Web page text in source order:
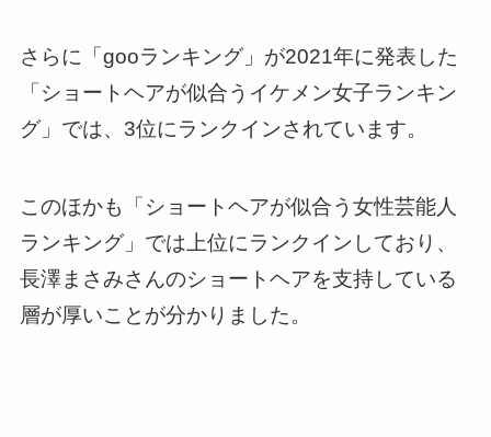
さらに「gooランキング」が2021年に発表した
「ショートヘアが似合うイケメン女子ランキン
グ」では、3位にランクインされています。
このほかも「ショートヘアが似合う女性芸能人
ランキング」では上位にランクインしており、
長澤まさみさんのショートヘアを支持している
層が厚いことが分かりました。